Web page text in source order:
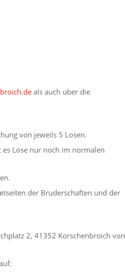
als auch über die
von jeweils 5 Losen.
Lose nur noch im normalen
der Bruderschaften und der
2, 41352 Korschenbroich von